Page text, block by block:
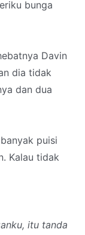
bunga
Davin
dia tidak
dan dua
puisi
Kalau tidak
itu tanda